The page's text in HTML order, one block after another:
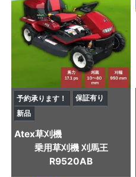
予約承ります！
保証有り
新品
Atex草刈機
乗用草刈機 刈馬王
R9520AB